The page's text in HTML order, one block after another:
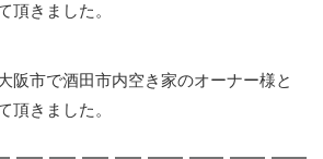
頂きました。
阪市で酒田市内空き家のオーナー様と
頂きました。